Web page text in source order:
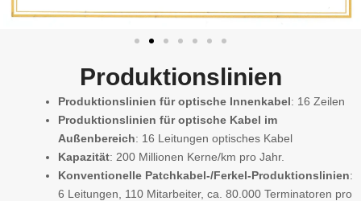
Produktionslinien
Produktionslinien für optische Innenkabel: 16 Zeilen
Produktionslinien für optische Kabel im
Außenbereich: 16 Leitungen optisches Kabel
Kapazität: 200 Millionen Kerne/km pro Jahr.
Konventionelle Patchkabel-/Ferkel-Produktionslinien:
6 Leitungen, 110 Mitarbeiter, ca. 80.000 Terminatoren pro